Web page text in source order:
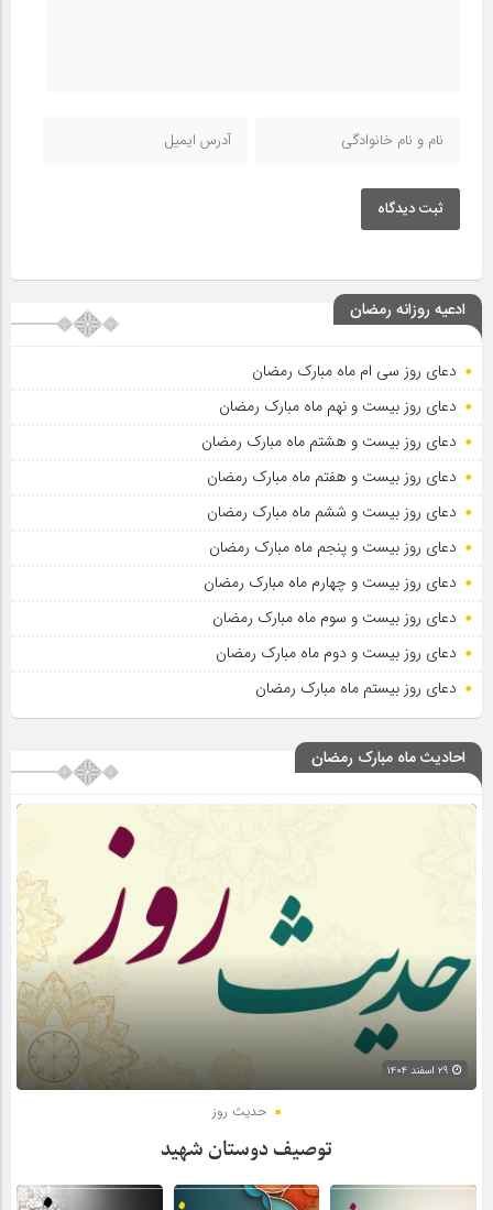
ثبت دیدگاه
ادعیه روزانه رمضان
دعای روز سی ام ماه مبارک رمضان
دعای روز بیست و نهم ماه مبارک رمضان
دعای روز بیست و هشتم ماه مبارک رمضان
دعای روز بیست و هفتم ماه مبارک رمضان
دعای روز بیست و ششم ماه مبارک رمضان
دعای روز بیست و پنجم ماه مبارک رمضان
دعای روز بیست و چهارم ماه مبارک رمضان
دعای روز بیست و سوم ماه مبارک رمضان
دعای روز بیست و دوم ماه مبارک رمضان
دعای روز بیستم ماه مبارک رمضان
احادیث ماه مبارک رمضان
حدیث روز
توصیف دوستان شهید